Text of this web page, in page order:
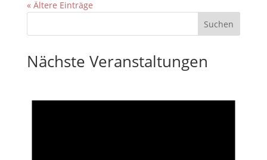
« Ältere Einträge
Nächste Veranstaltungen